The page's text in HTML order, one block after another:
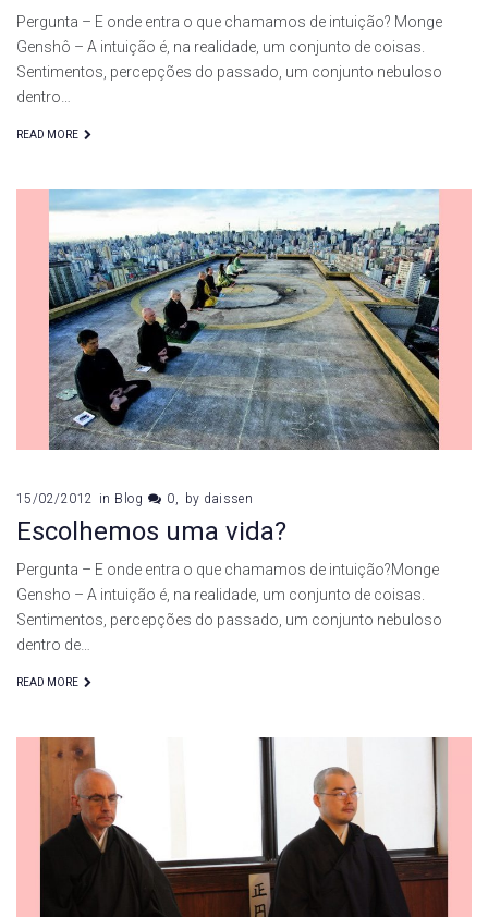
Pergunta – E onde entra o que chamamos de intuição? Monge
Genshô – A intuição é, na realidade, um conjunto de coisas.
Sentimentos, percepções do passado, um conjunto nebuloso
dentro…
READ MORE
15/02/2012 in Blog 0 by daissen
Escolhemos uma vida?
Pergunta – E onde entra o que chamamos de intuição?Monge
Gensho – A intuição é, na realidade, um conjunto de coisas.
Sentimentos, percepções do passado, um conjunto nebuloso
dentro de…
READ MORE